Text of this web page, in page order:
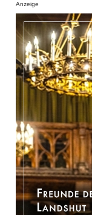
Anzeige